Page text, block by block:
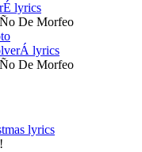
lyrics
De Morfeo
lyrics
De Morfeo
lyrics